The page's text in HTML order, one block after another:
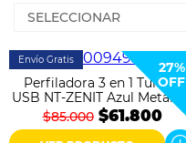
Aire y
Climatización
Envío Gratis
27%
OFF
Perfiladora 3 en 1 Turbox
USB NT-ZENIT Azul Metálico
$85.000 $61.800